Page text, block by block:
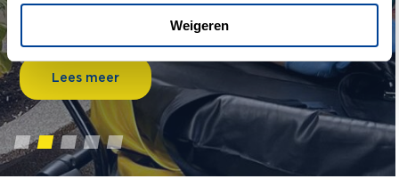
Weigeren
post Hoofddorp. Jeroen vertelt hoe dit zo gelopen is.
Lees meer
1 4 5